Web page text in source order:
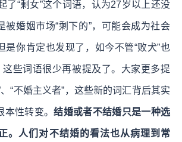
了“剩女”这个词语，认为27岁以上还没
被婚姻市场“剩下的”，可能会成为社会
是你肯定也发现了，如今不管“败犬”也
这些词语很少再被提及了。大家更多提
“不婚主义者”，这些新的词汇背后其实
本性转变。结婚或者不结婚只是一种选
。人们对不结婚的看法也从病理到常